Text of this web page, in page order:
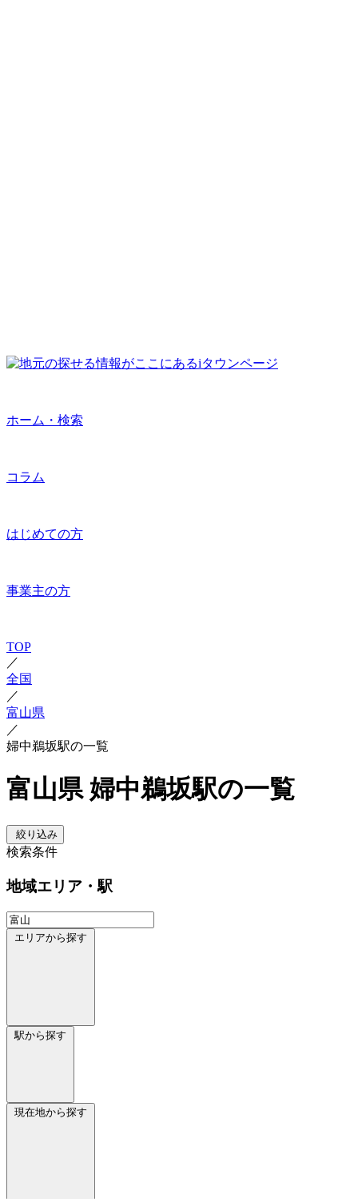
ホーム・検索
コラム
はじめての方
事業主の方
TOP
／
全国
／
富山県
／
婦中鵜坂駅の一覧
富山県 婦中鵜坂駅の一覧
絞り込み
検索条件
地域エリア・駅
エリアから探す
駅から探す
現在地から探す